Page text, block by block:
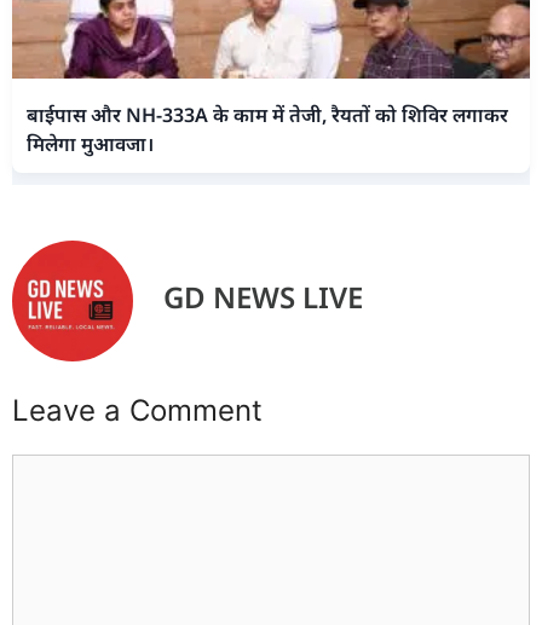
बाईपास और NH-333A के काम में तेजी, रैयतों को शिविर लगाकर
मिलेगा मुआवजा।
GD NEWS LIVE
Leave a Comment